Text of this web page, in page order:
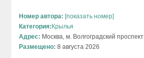
Номер автора: [показать номер]
Категория: Крылья
Адрес: Москва, м. Волгоградский проспект
Размещено: 8 августа 2026